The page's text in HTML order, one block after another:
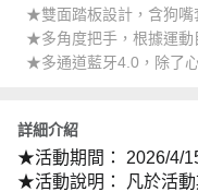
★雙面踏板設計，含狗嘴
★多角度把手，根據運動
★多通道藍牙4.0，除了
詳細介紹
★活動期間：
2026/4/
★活動說明：
凡於活